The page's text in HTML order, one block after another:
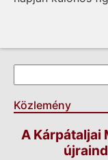
Keresés űrlap
Közlemény
A Kárpátaljai